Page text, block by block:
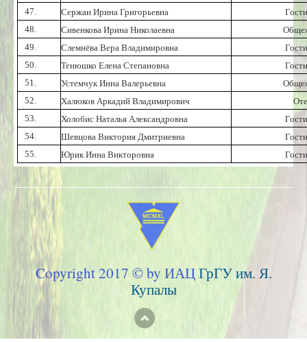
47.
Сержан Ирина Григорьевна
48.
Сивенкова Ирина Николаевна
49.
Слемнёва Вера Владимировна
50.
Тенюшко Елена Степановна
51.
Устемчук Инна Валерьевна
52.
Халюков Аркадий Владимирович
53.
Холобис Наталья Александровна
54.
Шевцова Виктория Дмитриевна
55.
Юрик Инна Викторовна
Copyright 2017 © by ИАЦГрГУ им. Я.
Купалы